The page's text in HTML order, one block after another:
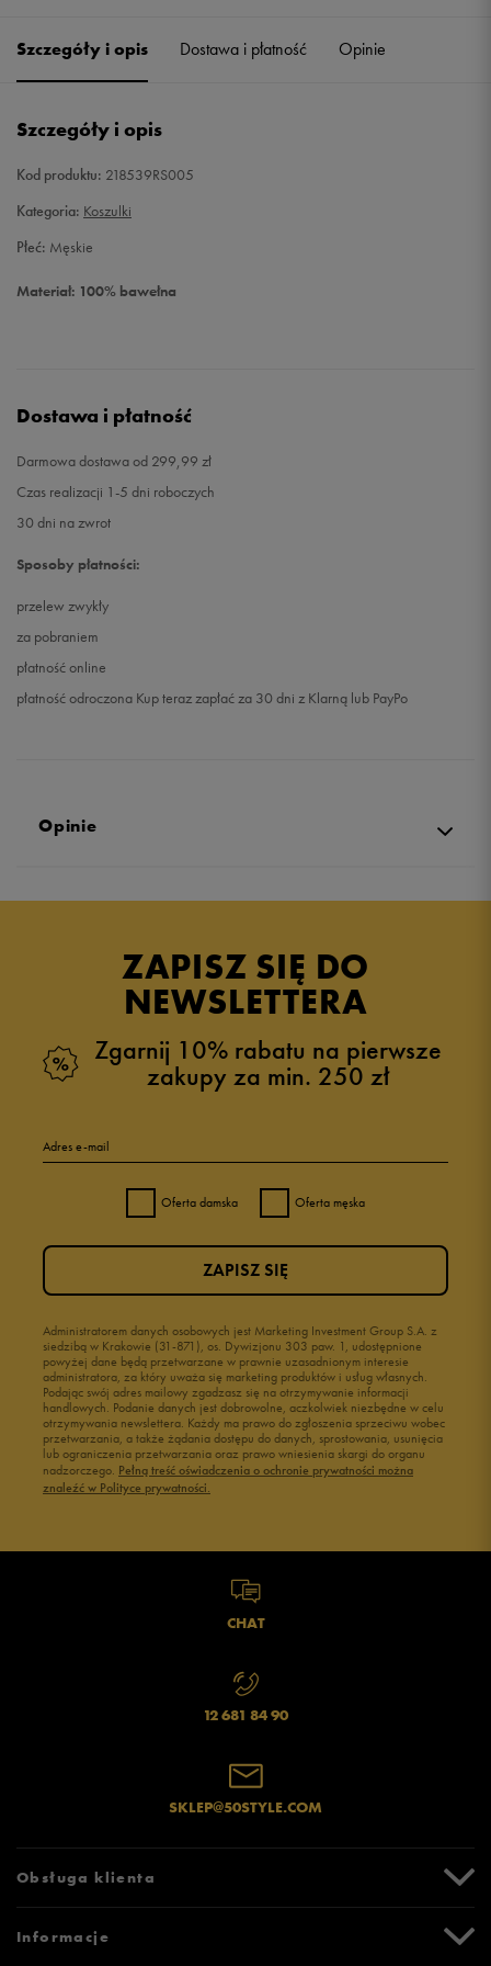
M Powiadom o dostępności
Szczegóły i opis Dostawa i płatność Opinie
Szczegóły i opis
Kod produktu: 218539RS005
Kategoria: Koszulki
Płeć: Męskie
Materiał: 100% bawełna
Dostawa i płatność
Darmowa dostawa od 299,99 zł
Czas realizacji 1-5 dni roboczych
30 dni na zwrot
Sposoby płatności:
przelew zwykły
za pobraniem
płatność online
płatność odroczona Kup teraz zapłać za 30 dni z Klarną lub PayPo
Opinie
ZAPISZ SIĘ DO
NEWSLETTERA
Zgarnij 10% rabatu na pierwsze
zakupy za min. 250 zł
Adres e-mail
Oferta damska Oferta męska
Administratorem danych osobowych jest Marketing Investment Group S.A. z
siedzibą w Krakowie (31-871), os. Dywizjonu 303 paw. 1, udostępnione
powyżej dane będą przetwarzane w prawnie uzasadnionym interesie
administratora, za który uważa się marketing produktów i usług własnych.
Podając swój adres mailowy zgadzasz się na otrzymywanie informacji
handlowych. Podanie danych jest dobrowolne, aczkolwiek niezbędne w celu
otrzymywania newslettera. Każdy ma prawo do zgłoszenia sprzeciwu wobec
przetwarzania, a także żądania dostępu do danych, sprostowania, usunięcia
lub ograniczenia przetwarzania oraz prawo wniesienia skargi do organu
nadzorczego. Pełną treść oświadczenia o ochronie prywatności można
znaleźć w Polityce prywatności.
ZAPISZ SIĘ
CHAT
12 681 84 90
SKLEP@50STYLE.COM
Obsługa klienta
Zwroty i reklamacje
Informacje